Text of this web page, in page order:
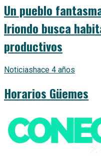
Un pueblo
Iriondo busca
productivos
Noticiashace 4 años
Horarios Güemes